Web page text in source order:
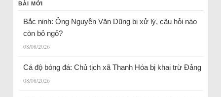
BÀI MỚI
Bắc ninh: Ông Nguyễn Văn Dũng bị xử lý, câu hỏi nào
còn bỏ ngỏ?
08/08/2026
Cá độ bóng đá: Chủ tịch xã Thanh Hóa bị khai trừ Đảng
08/08/2026